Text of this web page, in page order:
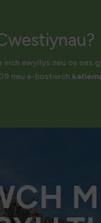
ewyllys neu os oes
neu e-bostiwch